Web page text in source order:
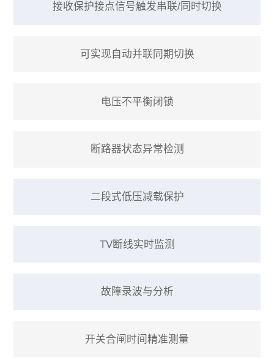
接收保护接点信号触发串联/同时切换
可实现自动并联同期切换
电压不平衡闭锁
断路器状态异常检测
二段式低压减载保护
TV断线实时监测
故障录波与分析
开关合闸时间精准测量